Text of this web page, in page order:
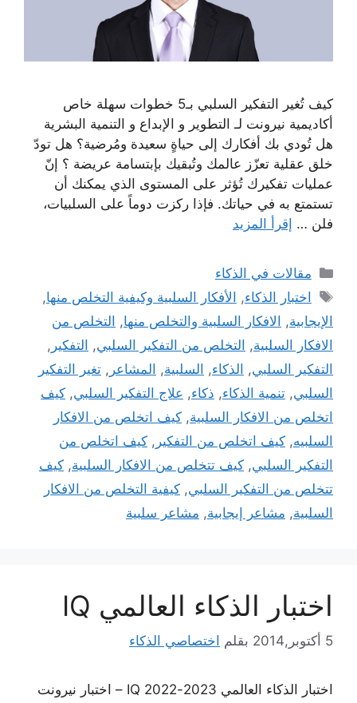
كيف تُغير التفكير السلبي بـ5 خطوات سهلة خاص
أكاديمية نيرونت لـ التطوير و الإبداع و التنمية البشرية
هل تُودي بك أفكارك إلى حياةٍ سعيدة ومُرضية؟ هل تودّ
خلق عقلية تعزّز عالمك وتُبقيك بإبتسامة عريضة ؟ إنّ
عمليات تفكيرك تُؤثر على المستوى الذي يمكنك أن
تستمتع به في حياتك. فإذا ركزت دوماً على السلبيات،
فلن … إقرأ المزيد
التصنيفات
مقالات في الذكاء
الوسوم
اختبار الذكاء, الأفكار السلبية وكيفية التخلص منها,
الإيجابية, الافكار السلبية والتخلص منها, التخلص من
الافكار السلبية, التخلص من التفكير السلبي, التفكير ,
التفكير السلبي, الذكاء, السلبية, المشاعر , تغير التفكير
السلبي, تنمية الذكاء, ذكاء, علاج التفكير السلبي, كيف
اتخلص من الافكار السلبية, كيف اتخلص من الافكار
السلبيه, كيف اتخلص من التفكير , كيف اتخلص من
التفكير السلبي, كيف تتخلص من الافكار السلبية, كيف
تتخلص من التفكير السلبي, كيفية التخلص من الافكار
السلبية, مشاعر إيجابية, مشاعر سلبية
اختبار الذكاء العالمي IQ
5 أكتوبر,2014 بقلم اختصاصي الذكاء
اختبار الذكاء العالمي 2023-IQ 2022 – اختبار نيرونت